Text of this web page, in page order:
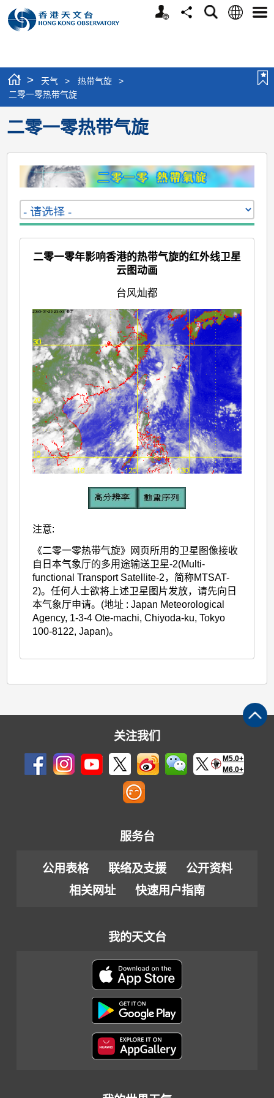
个
分
搜
语
选
> 天气 > 热带气旋
>
二零一零热带气旋
二零一零热带气旋
二零一零年影响香港的热带气旋的红外线卫星
云图动画
台风灿都
注意:
《二零一零热带气旋》网页所用的卫星图像接收
自日本气象厅的多用途输送卫星-2(Multi-
functional Transport Satellite-2，简称MTSAT-
2)。任何人士欲将上述卫星图片发放，请先向日
本气象厅申请。(地址 : Japan Meteorological
Agency, 1-3-4 Ote-machi, Chiyoda-ku, Tokyo
100-8122, Japan)。
关注我们
M5.0+
M6.0+
服务台
公用表格 联络及支援
公开资料
相关网址
快速用户指南
我的天文台